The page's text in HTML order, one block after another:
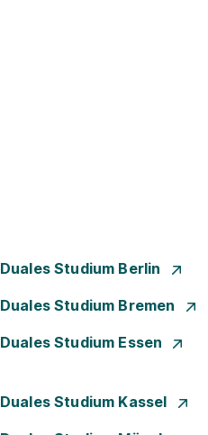
Duales Studium Berlin
Duales Studium Bremen
Duales Studium Essen
Duales Studium Kassel